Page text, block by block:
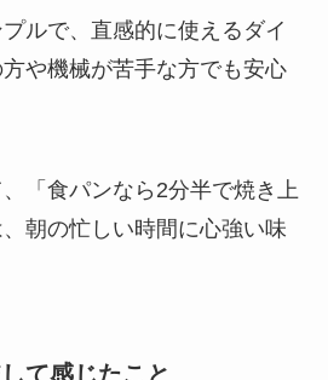
ルで、直感的に使えるダイ
や機械が苦手な方でも安心
「食パンなら2分半で焼き上
朝の忙しい時間に心強い味
て感じたこと